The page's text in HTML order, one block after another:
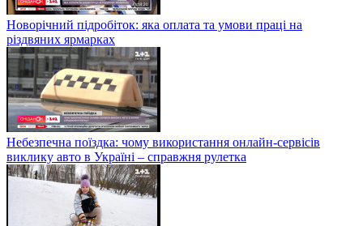
Новорічний підробіток: яка оплата та умови праці на
різдвяних ярмарках
Небезпечна поїздка: чому використання онлайн-сервісів
виклику авто в Україні – справжня рулетка